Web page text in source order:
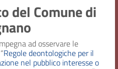
del Comune di
ad osservare le
Regole deontologiche per il
nel pubblico interesse o
nazionali,
della Battaglia di
: 1922
: c. 12379 b. 430 f. VI.3/1